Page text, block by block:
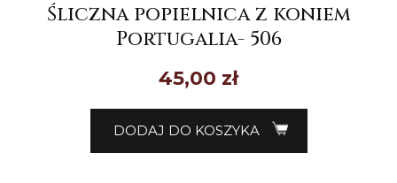
Śliczna popielnica z koniem
Portugalia- 506
45,00 zł
DODAJ DO KOSZYKA